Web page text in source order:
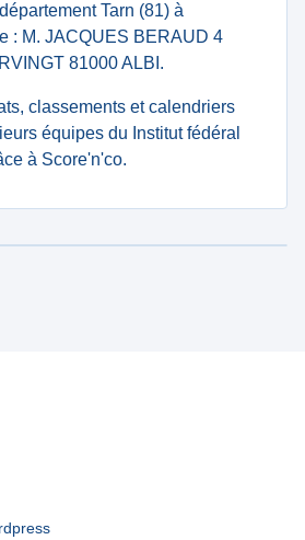
Tarn (81) à
: M. JACQUES BERAUD 4
81000 ALBI.
classements et calendriers
équipes du Institut fédéral
à Score'n'co.